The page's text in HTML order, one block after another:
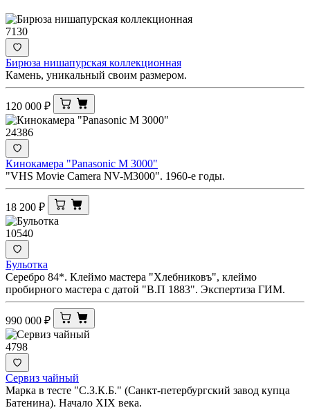
7130
Бирюза нишапурская коллекционная
Камень, уникальный своим размером.
120 000 ₽
24386
Кинокамера "Panasonic M 3000"
"VHS Movie Camera NV-M3000". 1960-е годы.
18 200 ₽
10540
Бульотка
Серебро 84*. Клеймо мастера "Хлебниковъ", клеймо
пробирного мастера с датой "В.П 1883". Экспертиза ГИМ.
990 000 ₽
4798
Сервиз чайный
Марка в тесте "С.З.К.Б." (Санкт-петербургский завод купца
Батенина). Начало XIX века.